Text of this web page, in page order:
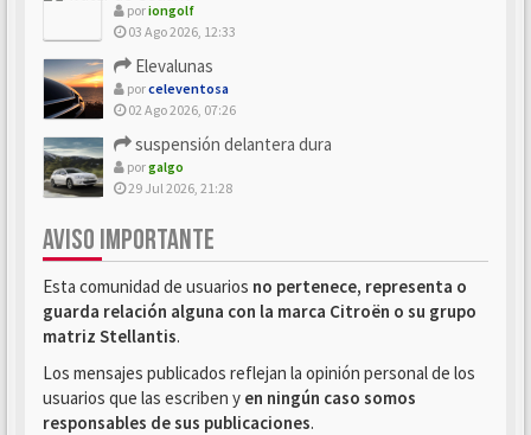
poriongolf
03 Ago 2026, 12:33
Elevalunas
porceleventosa
02 Ago 2026, 07:26
suspensión delantera dura
porgalgo
29 Jul 2026, 21:28
AVISO IMPORTANTE
Esta comunidad de usuarios no pertenece, representa o
guarda relación alguna con la marca Citroën o su grupo
matriz Stellantis.
Los mensajes publicados reflejan la opinión personal de los
usuarios que las escriben y en ningún caso somos
responsables de sus publicaciones.